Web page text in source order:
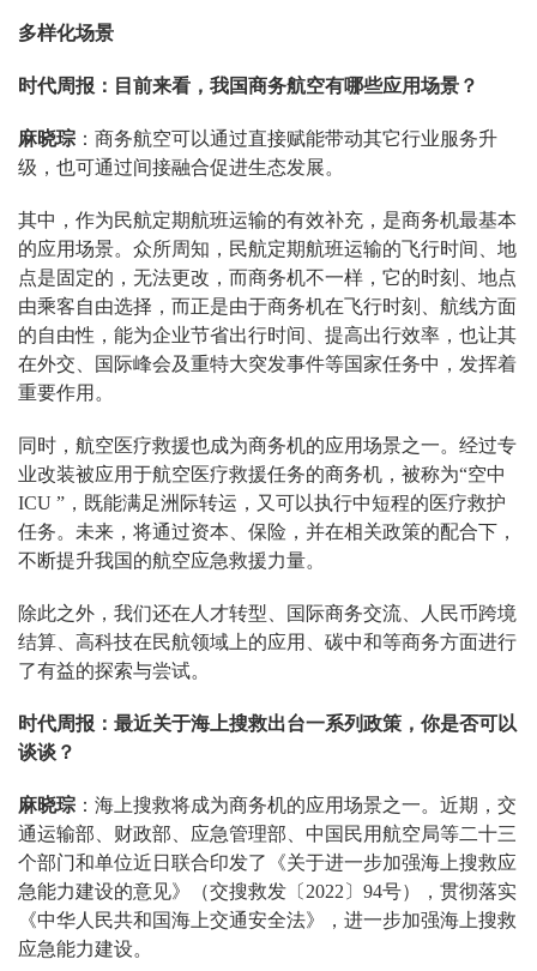
多样化场景
时代周报：目前来看，我国商务航空有哪些应用场景？
麻晓琮 ：商务航空可以通过直接赋能带动其它行业服务升
级，也可通过间接融合促进生态发展。
其中，作为民航定期航班运输的有效补充，是商务机最基本
的应用场景。众所周知，民航定期航班运输的飞行时间、地
点是固定的，无法更改，而商务机不一样，它的时刻、地点
由乘客自由选择，而正是由于商务机在飞行时刻、航线方面
的自由性，能为企业节省出行时间、提高出行效率，也让其
在外交、国际峰会及重特大突发事件等国家任务中，发挥着
重要作用。
同时，航空医疗救援也成为商务机的应用场景之一。经过专
业改装被应用于航空医疗救援任务的商务机，被称为“空中
ICU ”，既能满足洲际转运，又可以执行中短程的医疗救护
任务。未来，将通过资本、保险，并在相关政策的配合下，
不断提升我国的航空应急救援力量。
除此之外，我们还在人才转型、国际商务交流、人民币跨境
结算、高科技在民航领域上的应用、碳中和等商务方面进行
了有益的探索与尝试。
时代周报：最近关于海上搜救出台一系列政策，你是否可以
谈谈？
麻晓琮 ：海上搜救将成为商务机的应用场景之一。近期，交
通运输部、财政部、应急管理部、中国民用航空局等二十三
个部门和单位近日联合印发了《关于进一步加强海上搜救应
急能力建设的意见》（交搜救发〔2022〕94号），贯彻落实
《中华人民共和国海上交通安全法》，进一步加强海上搜救
应急能力建设。